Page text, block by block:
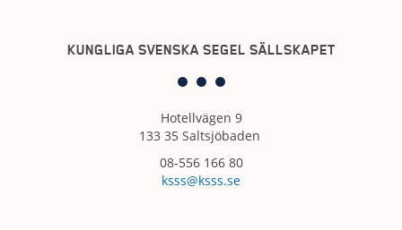
KUNGLIGA SVENSKA SEGEL SÄLLSKAPET
Hotellvägen 9
133 35 Saltsjöbaden
08-556 166 80
ksss@ksss.se